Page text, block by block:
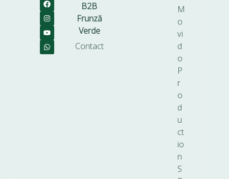
B2B
Frunză
Verde
Contact
M
o
vi
d
o
P
r
o
d
u
ct
io
n
S